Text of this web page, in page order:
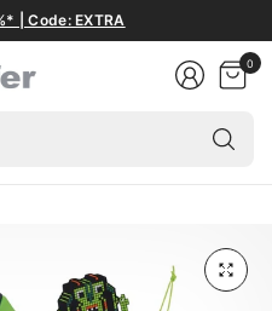
| Code: EXTRA
0